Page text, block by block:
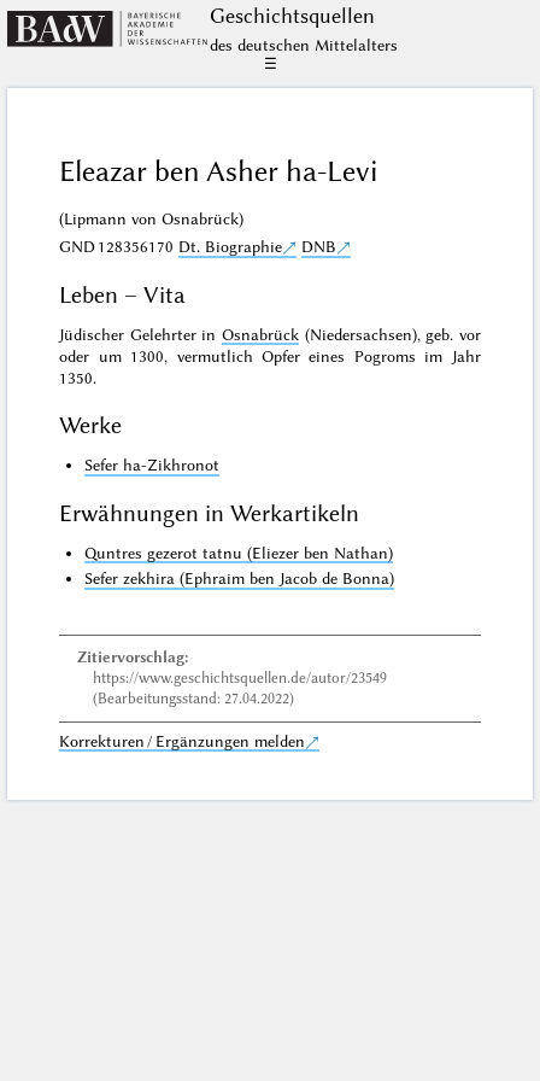
Geschichts­quellen
des deutschen Mittelalters
☰
Eleazar ben Asher ha-Levi
(Lipmann von Osnabrück)
GND128356170 Dt. Biographie DNB
Leben – Vita
Jüdischer Gelehrter in Osnabrück (Niedersachsen), geb. vor
oder um 1300, vermutlich Opfer eines Pogroms im Jahr
1350.
Werke
Sefer ha-Zikhronot
Erwähnungen in Werkartikeln
Quntres gezerot tatnu (Eliezer ben Nathan)
Sefer zekhira (Ephraim ben Jacob de Bonna)
Zitiervorschlag:
https://www.geschichtsquellen.de/autor/23549
(Bearbeitungsstand: 27.04.2022)
Korrekturen / Ergänzungen melden